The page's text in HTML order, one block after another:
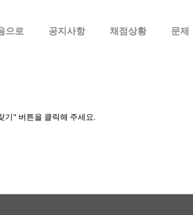
으로 공지사항 채점상황 문제
기" 버튼을 클릭해 주세요.